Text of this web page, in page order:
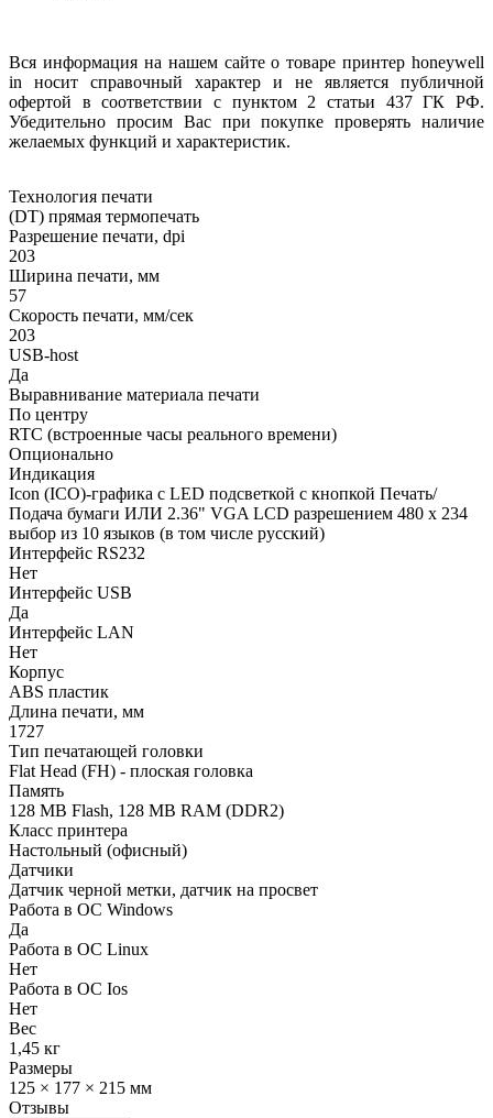
Вся информация на нашем сайте о товаре принтер honeywell
in носит справочный характер и не является публичной
офертой в соответствии с пунктом 2 статьи 437 ГК РФ.
Убедительно просим Вас при покупке проверять наличие
желаемых функций и характеристик.
Технология печати
(DT) прямая термопечать
Разрешение печати, dpi
203
Ширина печати, мм
57
Скорость печати, мм/сек
203
USB-host
Да
Выравнивание материала печати
По центру
RTC (встроенные часы реального времени)
Опционально
Индикация
Icon (ICO)-графика с LED подсветкой с кнопкой Печать/
Подача бумаги ИЛИ 2.36" VGA LCD разрешением 480 x 234
выбор из 10 языков (в том числе русский)
Интерфейс RS232
Нет
Интерфейс USB
Да
Интерфейс LAN
Нет
Корпус
ABS пластик
Длина печати, мм
1727
Тип печатающей головки
Flat Head (FH) - плоская головка
Память
128 MB Flash, 128 MB RAM (DDR2)
Класс принтера
Настольный (офисный)
Датчики
Датчик черной метки, датчик на просвет
Работа в ОС Windows
Да
Работа в ОС Linux
Нет
Работа в ОС Ios
Нет
Вес
1,45 кг
Размеры
125 × 177 × 215 мм
Отзывы